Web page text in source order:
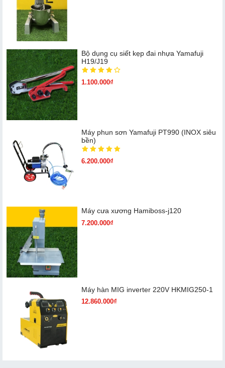
Bộ dụng cụ siết kẹp đai nhựa Yamafuji
H19/J19
1.100.000₫
Máy phun sơn Yamafuji PT990 (INOX siêu
bền)
6.200.000₫
Máy cưa xương Hamiboss-j120
7.200.000₫
Máy hàn MIG inverter 220V HKMIG250-1
12.860.000₫